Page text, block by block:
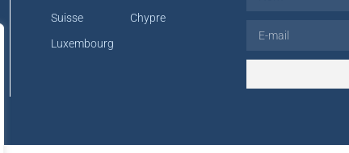
Suisse
Luxembourg
Chypre